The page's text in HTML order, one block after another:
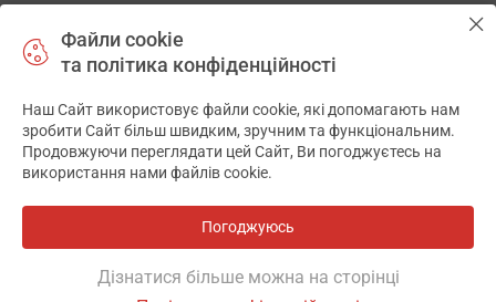
ПЕРЕД ЗАСТОСУВАННЯМ ПРЕПАРАТУ ПРОКОНСУЛЬТУЙТЕСЬ
ТОВ «АПТЕКА 911.ЮА» Код ЄДРПОУ 43631965.
Відмова від відповідальності
© 2014-2026. Медична інформаційна система АПТЕКА911.ЮА
Файли cookie
та політика конфіденційності
Наш Сайт використовує файли cookie, які допомагають нам
зробити Сайт більш швидким, зручним та функціональним.
Продовжуючи переглядати цей Сайт, Ви погоджуєтесь на
використання нами файлів cookie.
Погоджуюсь
Дізнатися більше можна на сторінці
✕